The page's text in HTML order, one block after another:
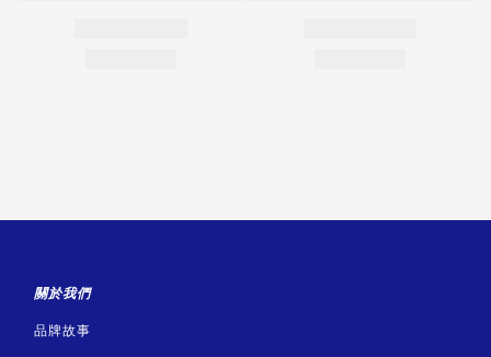
關於我們
品牌故事